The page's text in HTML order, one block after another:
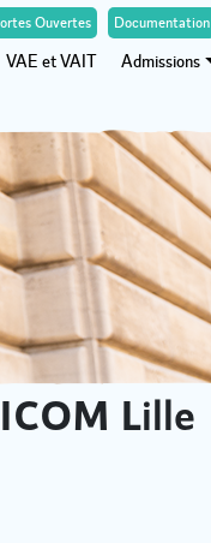
Ouvertes Documentation
VAE et VAIT Admissions
Lille